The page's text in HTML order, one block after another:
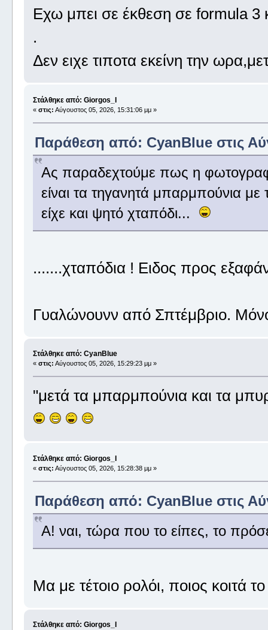
Εχω μπει σε έκθεση σε formula 3
.
Δεν ειχε τιποτα εκείνη την
Στάλθηκε από: Giorgos_I
« στις: Αύγουστος 05, 2026, 15:31:06 μμ »
Παράθεση από: CyanBlue στις
Ας παραδεχτούμε πως η
είναι τα τηγανητά μπαρμπούνια
είχε και ψητό χταπόδι...
.......χταπόδια ! Ειδος προς
Γυαλώνουνν από Σπτέμβριο.
Στάλθηκε από: CyanBlue
« στις: Αύγουστος 05, 2026, 15:29:23 μμ »
"μετά τα μπαρμπούνια και τα
Στάλθηκε από: Giorgos_I
« στις: Αύγουστος 05, 2026, 15:28:38 μμ »
Παράθεση από: CyanBlue στις
Α! ναι, τώρα που το είπες, το
Μα με τέτοιο ρολόι, ποιος κοιτά
Στάλθηκε από: Giorgos_I